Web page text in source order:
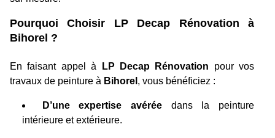
Pourquoi Choisir LP Decap Rénovation à
Bihorel ?
En faisant appel à LP Decap Rénovation pour vos
travaux de peinture à Bihorel , vous bénéficiez :
D’une expertise avérée dans la peinture
intérieure et extérieure.